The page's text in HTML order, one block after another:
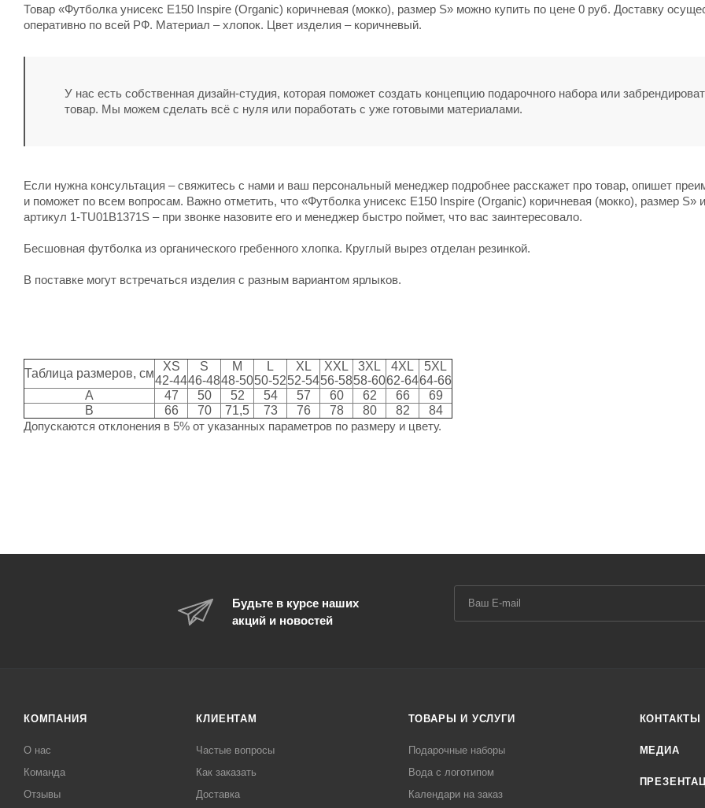
Товар «Футболка унисекс E150 Inspire (Organic) коричневая (мокко), размер S» можно купить по цене 0 руб. Доставку
оперативно по всей РФ. Материал – хлопок. Цвет изделия – коричневый.
У нас есть собственная дизайн-студия, которая поможет создать концепцию подарочного набора или
товар. Мы можем сделать всё с нуля или поработать с уже готовыми материалами.
Если нужна консультация – свяжитесь с нами и ваш персональный менеджер подробнее расскажет про товар, опишет
и поможет по всем вопросам. Важно отметить, что «Футболка унисекс E150 Inspire (Organic) коричневая (мокко), размер S»
артикул 1-TU01B1371S – при звонке назовите его и менеджер быстро поймет, что вас заинтересовало.
Бесшовная футболка из органического гребенного хлопка. Круглый вырез отделан резинкой.
В поставке могут встречаться изделия с разным вариантом ярлыков.
Таблица размеров, см
XS
42-44
S
46-48
M
48-50
L
50-52
XL
52-54
XXL
56-58
3XL
58-60
4XL
62-64
5XL
64-66
A
47 50 52 54 57 60 62 66
69
B
66 70 71,5 73 76 78 80 82
84
Допускаются отклонения в 5% от указанных параметров по размеру и цвету.
Будьте в курсе наших
акций и новостей
КОМПАНИЯ
О нас
Команда
Отзывы
КЛИЕНТАМ
Частые вопросы
Как заказать
Доставка
ТОВАРЫ И УСЛУГИ
Подарочные наборы
Вода с логотипом
Календари на заказ
КОНТАКТЫ
МЕДИА